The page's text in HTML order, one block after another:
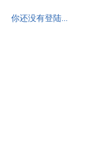
你还没有登陆...